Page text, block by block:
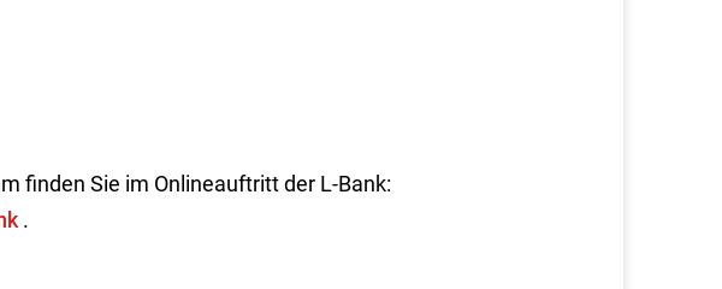
finden Sie im Onlineauftritt der L-Bank:
.